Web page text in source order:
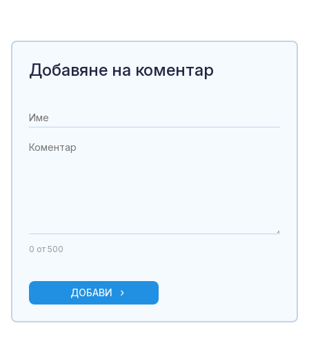
Добавяне на коментар
0 от 500
ДОБАВИ